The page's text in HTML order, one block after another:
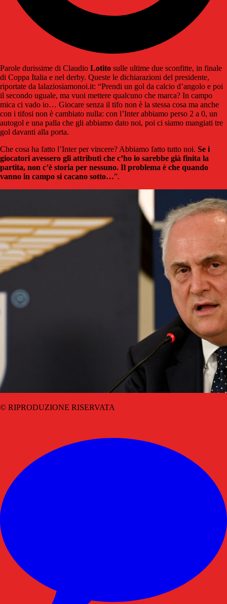
Parole durissime di Claudio Lotito sulle ultime due sconfitte, in finale
di Coppa Italia e nel derby. Queste le dichiarazioni del presidente,
riportate da lalaziosiamonoi.it: “Prendi un gol da calcio d’angolo e poi
il secondo uguale, ma vuoi mettere qualcuno che marca? In campo
mica ci vado io… Giocare senza il tifo non è la stessa cosa ma anche
con i tifosi non è cambiato nulla: con l’Inter abbiamo perso 2 a 0, un
autogol e una palla che gli abbiamo dato noi, poi ci siamo mangiati tre
gol davanti alla porta.
Che cosa ha fatto l’Inter per vincere? Abbiamo fatto tutto noi. Se i
giocatori avessero gli attributi che c’ho io sarebbe già finita la
partita, non c’è storia per nessuno. Il problema è che quando
vanno in campo si cacano sotto…”.
© RIPRODUZIONE RISERVATA